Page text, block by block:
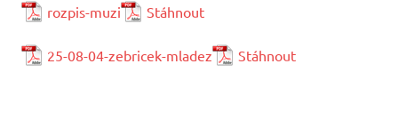
rozpis-muzi Stáhnout
25-08-04-zebricek-mladez Stáhnout